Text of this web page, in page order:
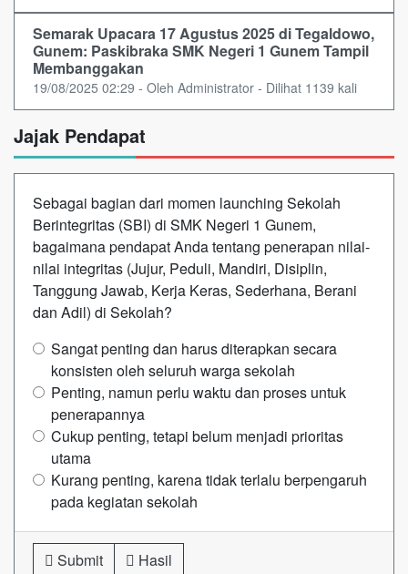
Semarak Upacara 17 Agustus 2025 di Tegaldowo,
Gunem: Paskibraka SMK Negeri 1 Gunem Tampil
Membanggakan
19/08/2025 02:29 - Oleh Administrator - Dilihat 1139 kali
Jajak Pendapat
Sebagai bagian dari momen launching Sekolah
Berintegritas (SBI) di SMK Negeri 1 Gunem,
bagaimana pendapat Anda tentang penerapan nilai-
nilai integritas (Jujur, Peduli, Mandiri, Disiplin,
Tanggung Jawab, Kerja Keras, Sederhana, Berani
dan Adil) di Sekolah?
Sangat penting dan harus diterapkan secara
konsisten oleh seluruh warga sekolah
Penting, namun perlu waktu dan proses untuk
penerapannya
Cukup penting, tetapi belum menjadi prioritas
utama
Kurang penting, karena tidak terlalu berpengaruh
pada kegiatan sekolah
Submit Hasil